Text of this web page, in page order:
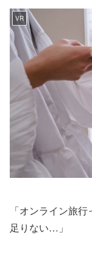
VR
「オンライン旅
足りない…」